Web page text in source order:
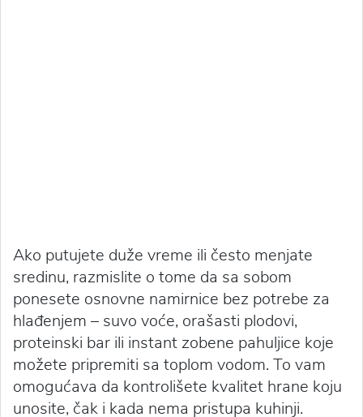
Ako putujete duže vreme ili često menjate
sredinu, razmislite o tome da sa sobom
ponesete osnovne namirnice bez potrebe za
hlađenjem – suvo voće, orašasti plodovi,
proteinski bar ili instant zobene pahuljice koje
možete pripremiti sa toplom vodom. To vam
omogućava da kontrolišete kvalitet hrane koju
unosite, čak i kada nema pristupa kuhinji.